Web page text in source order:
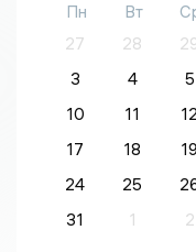
Пн Вт
27
28
3
4 5
10
11 12
17
18 19
24
25
31
1 2